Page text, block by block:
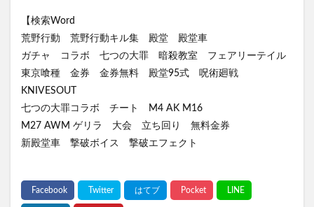
【検索Word
荒野行動 荒野行動キル集 殿堂 殿堂車
ガチャ コラボ 七つの大罪 暗殺教室 フェアリーテイル
東京喰種 金券 金券無料 殿堂95式 呪術廻戦
KNIVESOUT
七つの大罪コラボ チート M4 AK M16
M27 AWM ゲリラ 大会 立ち回り 無料金券
新殿堂車 撃破ボイス 撃破エフェクト